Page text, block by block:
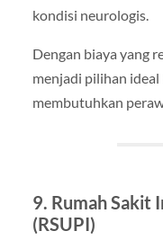
kondisi neurologis.
Dengan biaya yang
menjadi pilihan
membutuhkan
9. Rumah Sakit
(RSUPI)